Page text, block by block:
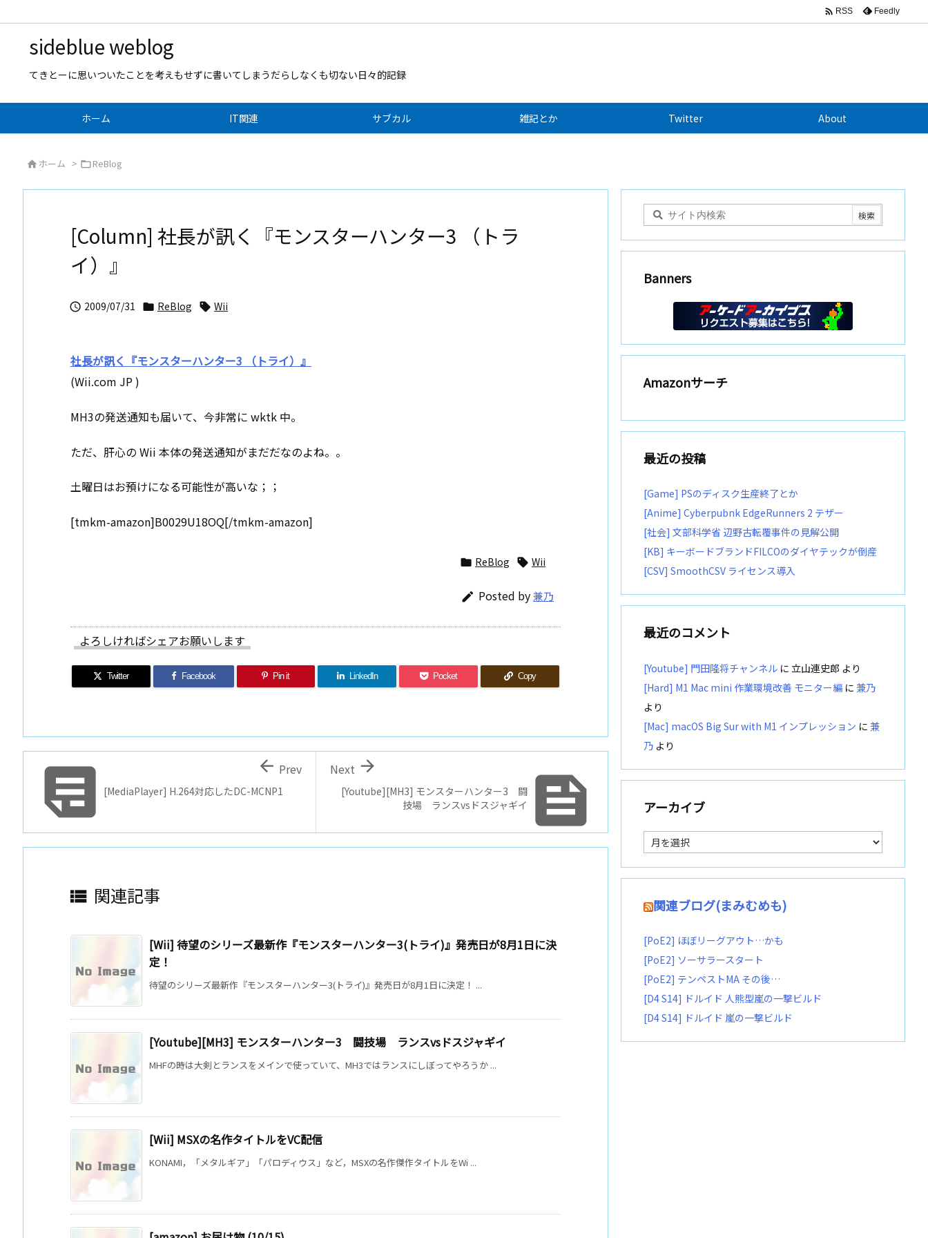
sideblue weblog
てきとーに思いついたことを考えもせずに書いてしまうだらしなくも切ない日々的記録
ホーム IT関連 サブカル 雑記とか Twitter About
 RSS Feedly
 ホーム > ReBlog
[Column] 社長が訊く『モンスターハンター3 （トラ
イ）』
 2009/07/31  ReBlog  Wii
社長が訊く『モンスターハンター3 （トライ）』
(Wii.com JP )
MH3の発送通知も届いて、今非常に wktk 中。
ただ、肝心の Wii 本体の発送通知がまだだなのよね。。
土曜日はお預けになる可能性が高いな；；
[tmkm-amazon]B0029U18OQ[/tmkm-amazon]
 ReBlog  Wii
 Posted by兼乃
よろしければシェアお願いします
Twitter Facebook Pin it LinkedIn Pocket Copy

[Youtube][MH3] モンスターハンター3 闘
技場 ランスvsドスジャギイ

Next
[MediaPlayer] H.264対応したDC-MCNP1
 Prev
 関連記事
[Wii] 待望のシリーズ最新作『モンスターハンター3(トライ)』発売日が8月1日に決
定！
待望のシリーズ最新作『モンスターハンター3(トライ)』発売日が8月1日に決定！ ...
[Youtube][MH3] モンスターハンター3 闘技場 ランスvsドスジャギイ
MHFの時は大剣とランスをメインで使っていて、MH3ではランスにしぼってやろうか ...
[Wii] MSXの名作タイトルをVC配信
KONAMI，「メタルギア」「パロディウス」など，MSXの名作傑作タイトルをWi ...
Banners
Amazonサーチ
最近の投稿
[Game] PSのディスク生産終了とか
[Anime] Cyberpubnk EdgeRunners 2 テザー
[社会] 文部科学省 辺野古転覆事件の見解公開
[KB] キーボードブランドFILCOのダイヤテックが倒産
[CSV] SmoothCSV ライセンス導入
最近のコメント
[Youtube] 門田隆将チャンネル に 立山連史郎 より
[Hard] M1 Mac mini 作業環境改善 モニター編 に 兼乃
より
[Mac] macOS Big Sur with M1 インプレッション に 兼
乃 より
アーカイブ
ア
ー
カ
イ
関連ブログ(まみむめも)
[PoE2] ほぼリーグアウト…かも
[PoE2] ソーサラースタート
[PoE2] テンペストMA その後…
[D4 S14] ドルイド 人熊型嵐の一撃ビルド
[D4 S14] ドルイド 嵐の一撃ビルド